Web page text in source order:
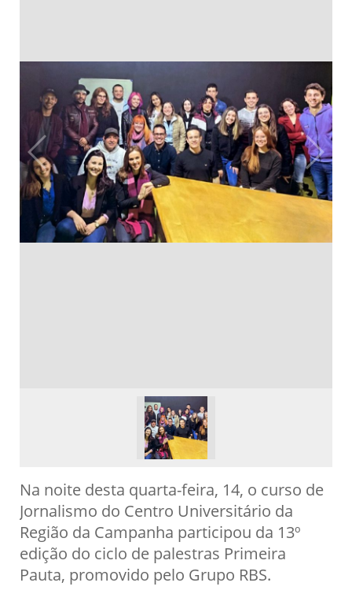
Na noite desta quarta-feira, 14, o curso de
Jornalismo do Centro Universitário da
Região da Campanha participou da 13º
edição do ciclo de palestras Primeira
Pauta, promovido pelo Grupo RBS.